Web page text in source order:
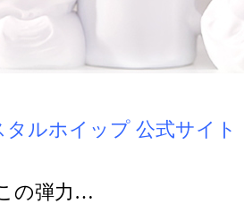
ルホイップ 公式サイト
の弾力…